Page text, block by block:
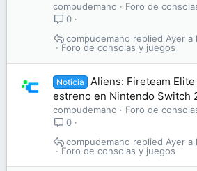
compudemano
Foro de
0
Foro de consolas y juegos
Ayer a
compudemano
Noticia
Aliens: Fireteam
estreno en Nintendo Switch
compudemano
Foro de
0
Foro de consolas y juegos
Ayer a
compudemano